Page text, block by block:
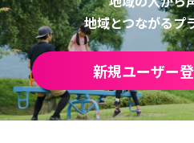
地域とつながるプ
新規ユーザー登